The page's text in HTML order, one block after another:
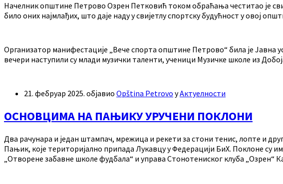
Начелник општине Петрово Озрен Петковић током обраћања честитао је
било оних најмлађих, што даје наду у свијетлу спортску будућност у овој
Организатор манифестације „Вече спорта општине Петрово“ била је
вечери наступили су млади музички таленти, ученици Музичке школе из
21. фебруар 2025. објавио Opština Petrovo уАктуелности
ОСНОВЦИМА НА ПАЊИКУ УРУЧЕНИ ПОКЛОНИ
Два рачунара и један штампач, мрежица и рекети за стони тенис, лопте и
Пањик, које територијално припада Лукавцу у Федерацији БиХ. Поклоне
„Отворене забавне школе фудбала“ и управа Стонотениског клуба „Озрен“